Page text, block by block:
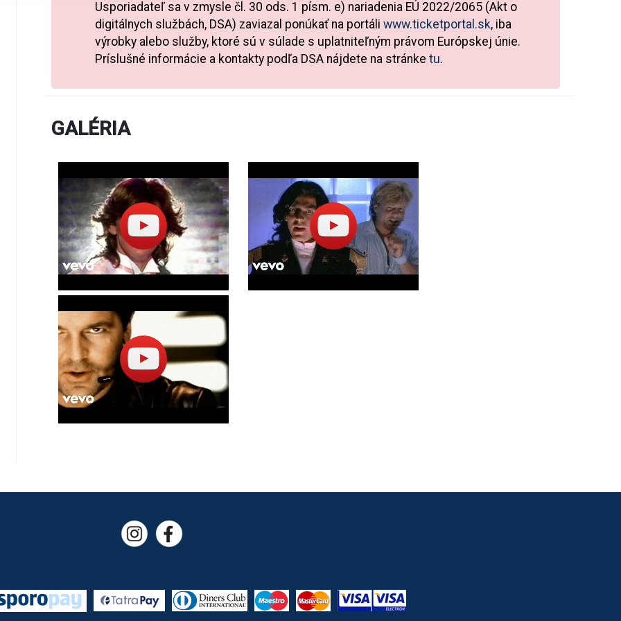
VIP zóna
VIP stôl - je možné si zakúpiť iba celý stôl pre 4 alebo 2 osoby alebo VIP ROYAL pre 2 osoby.
VIP vstupenka zahŕňa: obsluha počas večera, občerstvenie počas koncertu formou teplých
bohatých bufetov, fľaša vína pre 2 osoby, voda.
INFORMÁCIE PRE NÁVŠTEVNÍKOV
povolenýz dôvodu zachovania komfortu a nerušeného hudobného zážitku pre všetkých
návštevníkov.
Deti od 10 rokov – cena vstupenky je bez nároku na zľavu.
ODPORÚČAME
– včasný príchod
bezpečnosti povolené)
V mieste konania na vás čakajú predajné stánky s občerstvením, nápojmi a kvalitným
zámockým vínom ako aj zámocká reštaurácia s kvalitnou regionálnou kuchyňou a príjemným
posedením na zámockej terase.
predstavenie zrušené po viac ako 30 odohraných minútach nárok na vrátenie peňazí nevzniká.
V prípade nepriaznivého počasia odporúčame pršiplášť, teplejšie/nepremokavé oblečenie a
(haly) v rámci Bratislavského kraja. Toto rozhodnutie môže byť prijaté z dôvodu zabezpečenia
Usporiadateľ sa v zmysle čl. 30 ods. 1 písm. e) nariadenia EÚ 2022/2065 (Akt o
digitálnych službách, DSA) zaviazal ponúkať na portáli www.ticketportal.sk, iba
výrobky alebo služby, ktoré sú v súlade s uplatniteľným právom Európskej únie.
Príslušné informácie a kontakty podľa DSA nájdete na stránke tu.
GALÉRIA